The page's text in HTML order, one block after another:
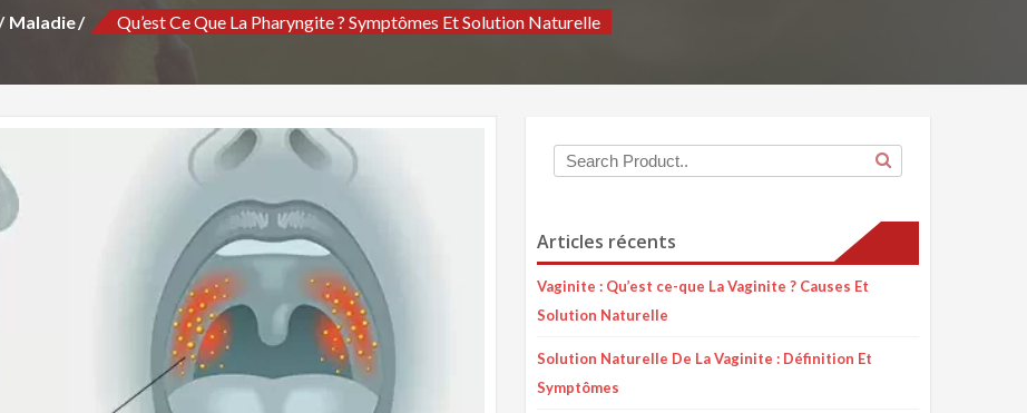
Maladie Qu’est Ce Que La Pharyngite ? Symptômes Et Solution Naturelle
Articles récents
Vaginite : Qu’est ce-que La Vaginite ? Causes Et
Solution Naturelle
Solution Naturelle De La Vaginite : Définition Et
Symptômes